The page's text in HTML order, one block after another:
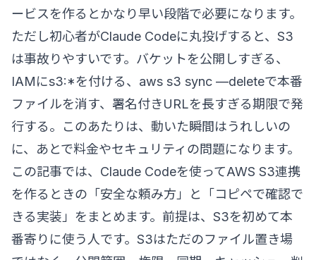
ービスを作るとかなり早い段階で必要になります。
ただし初心者がClaude Codeに丸投げすると、S3
は事故りやすいです。バケットを公開しすぎる、
IAMにs3:*を付ける、aws s3 sync —deleteで本番
ファイルを消す、署名付きURLを長すぎる期限で発
行する。このあたりは、動いた瞬間はうれしいの
に、あとで料金やセキュリティの問題になります。
この記事では、Claude Codeを使ってAWS S3連携
を作るときの「安全な頼み方」と「コピペで確認で
きる実装」をまとめます。前提は、S3を初めて本
番寄りに使う人です。S3はただのファイル置き場